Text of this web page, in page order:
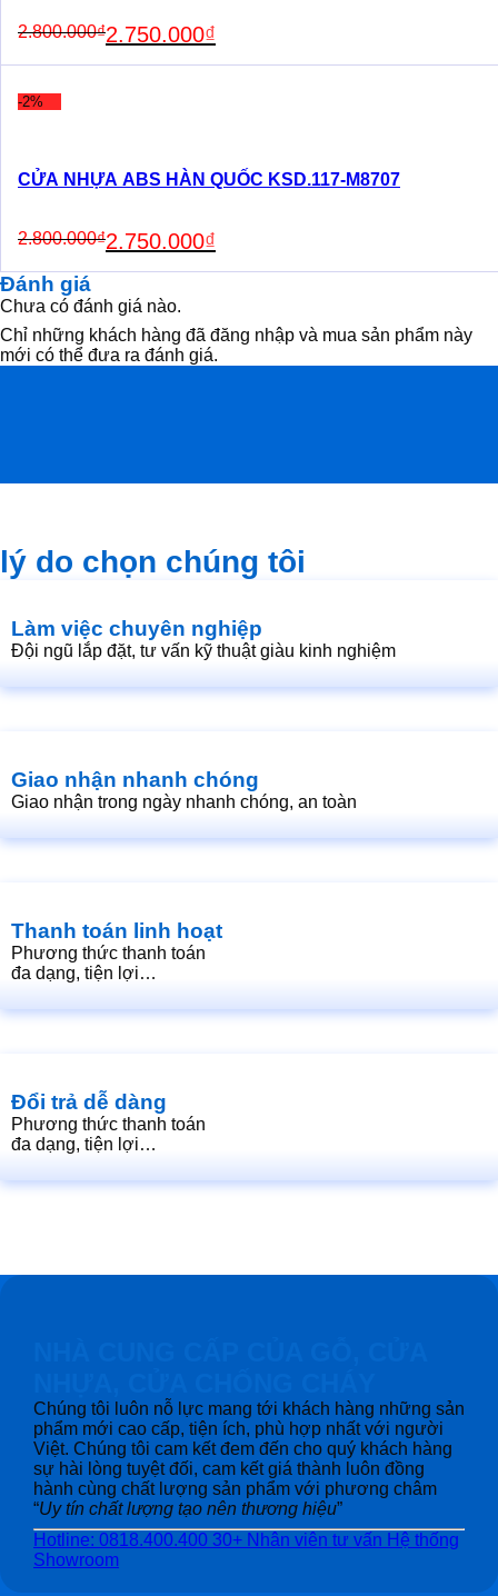
2.800.000₫
price
was:
2.750.000₫
price
is:
-2%
CỬA NHỰA ABS HÀN QUỐC KSD.117-M8707
2.800.000₫
price
was:
2.750.000₫
price
is:
Đánh giá
Chưa có đánh giá nào.
Chỉ những khách hàng đã đăng nhập và mua sản phẩm này
mới có thể đưa ra đánh giá.
lý do chọn chúng tôi
Làm việc chuyên nghiệp
Đội ngũ lắp đặt, tư vấn kỹ thuật giàu kinh nghiệm
Giao nhận nhanh chóng
Giao nhận trong ngày nhanh chóng, an toàn
Thanh toán linh hoạt
Phương thức thanh toán
đa dạng, tiện lợi…
Đổi trả dễ dàng
Phương thức thanh toán
đa dạng, tiện lợi…
Chúng tôi luôn nỗ lực mang tới khách hàng những sản
phẩm mới cao cấp, tiện ích, phù hợp nhất với người
Việt. Chúng tôi cam kết đem đến cho quý khách hàng
sự hài lòng tuyệt đối, cam kết giá thành luôn đồng
hành cùng chất lượng sản phẩm với phương châm
“Uy tín chất lượng tạo nên thương hiệu”
Hotline: 0818.400.400 30+ Nhân viên tư vấn Hệ thống
Showroom